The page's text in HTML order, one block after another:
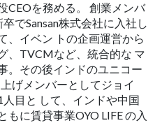
CEOを務める。 創業メンバ
でSansan株式会社に⼊社し
、イベン トの企画運営から
、TVCMなど、統合的な マ
。その後インドのユニコー
げメンバーとしてジョイ
⽬と して、インドや中国
もに賃貸事業OYO LIFE の⼊